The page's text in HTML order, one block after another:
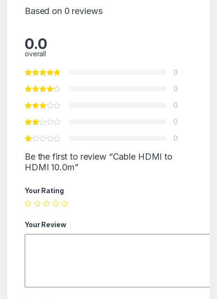
Based on 0 reviews
0.0
overall
0
0
0
0
0
Be the first to review “Cable HDMI to
HDMI 10.0m”
Your Rating
Your Review